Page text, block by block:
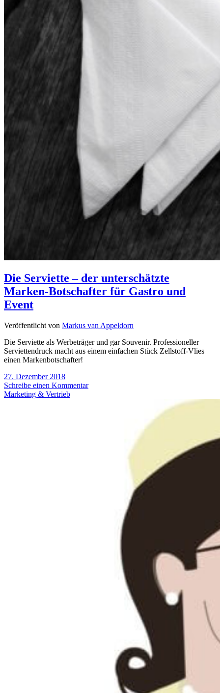
Die Serviette – der unterschätzte
Marken-Botschafter für Gastro und
Event
Veröffentlicht von Markus van Appeldorn
Die Serviette als Werbeträger und gar Souvenir. Professioneller
Serviettendruck macht aus einem einfachen Stück Zellstoff-Vlies
einen Markenbotschafter!
27. Dezember 2018
Schreibe einen Kommentar
Marketing & Vertrieb